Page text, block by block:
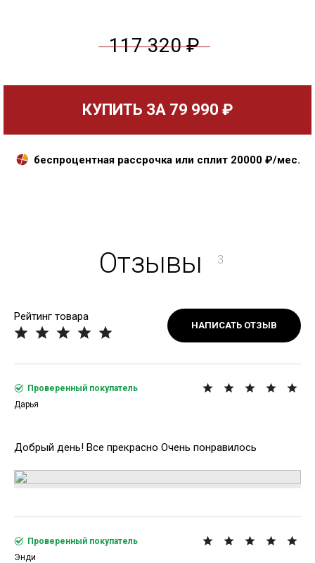
117 320 ₽
КУПИТЬ ЗА 79 990 ₽
беспроцентная рассрочка или сплит 20000₽/мес.
Отзывы 3
Рейтинг товара
НАПИСАТЬ ОТЗЫВ
Добрый день! Все прекрасно Очень понравилось
Проверенный покупатель
Дарья
Проверенный покупатель
Энди